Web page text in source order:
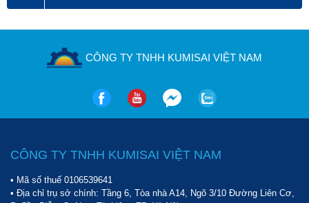
CÔNG TY TNHH KUMISAI VIỆT NAM
CÔNG TY TNHH KUMISAI VIỆT NAM
• Mã số thuế 0106539641
• Địa chỉ trụ sở chính: Tầng 6, Tòa nhà A14, Ngõ 3/10 Đường Liên Cơ,